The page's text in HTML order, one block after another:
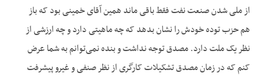
از ملی شدن صنعت نفت فقط باقی ماند همین آقای خمینی بود که باز
هم حزب توده خودش را نشان بدهد که چه ماهیتی دارد و چه ارزشی از
نظر یک ملت دارد. مصدق توجه نداشت و بنده نمی‌توانم به شما عرض
کنم که در زمان مصدق تشکیلات کارگری از نظر صنفی و غیرو پیشرفت